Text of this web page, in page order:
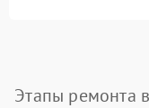
Этапы ремонта